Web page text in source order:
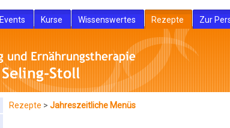
Events Kurse Wissenswertes Rezepte Zur
Rezepte >Jahreszeitliche Menüs